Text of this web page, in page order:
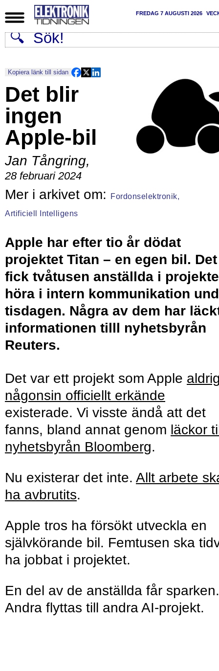
FREDAG 7 AUGUSTI 2026
Kopiera länk till sidan
Det blir
ingen
Apple-bil
Jan Tångring,
28 februari 2024
Fordonselektronik,
Artificiell Intelligens
Apple har efter tio år dödat
projektet Titan – en egen bil. Det
fick tvåtusen anställda i
höra i intern kommunikation
tisdagen. Några av dem har
informationen tilll nyhetsbyrån
Reuters.
Det var ett projekt som Apple
någonsin officiellt erkände
existerade. Vi visste ändå att det
fanns, bland annat genom läckor
nyhetsbyrån Bloomberg.
Nu existerar det inte. Allt arbete
ha avbrutits.
Apple tros ha försökt utveckla en
självkörande bil. Femtusen ska
ha jobbat i projektet.
En del av de anställda får sparken.
Andra flyttas till andra AI-projekt.